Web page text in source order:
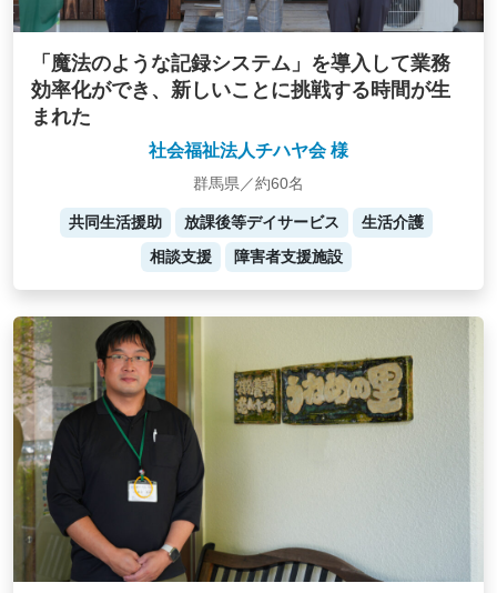
「魔法のような記録システム」を導入して業務
効率化ができ、新しいことに挑戦する時間が生
まれた
社会福祉法人チハヤ会 様
群馬県／約60名
共同生活援助 放課後等デイサービス
生活介護
相談支援
障害者支援施設